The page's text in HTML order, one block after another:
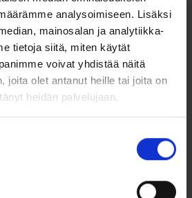
analysoimiseen. Lisäksi
mainosalan ja analytiikka-
tietoja siitä, miten käytät
voivat yhdistää näitä
joita olet antanut heille tai joita on
heidän palvelujaan.